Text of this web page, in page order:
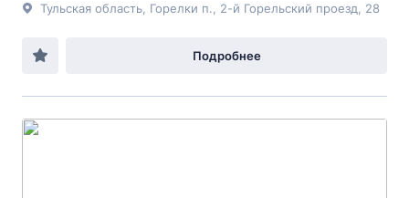
Тульская область, Горелки п., 2-й Горельский проезд, 28
Подробнее